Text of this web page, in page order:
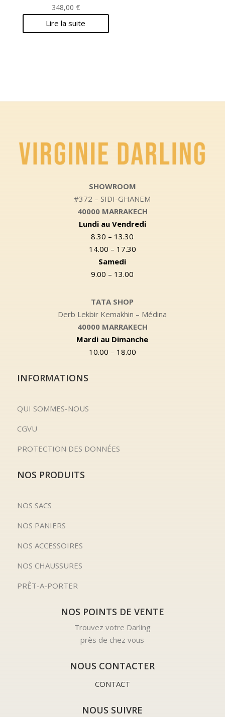
348,00 €
Lire la suite
SHOWROOM
#372 – SIDI-GHANEM
40000 MARRAKECH
Lundi au Vendredi
8.30 – 13.30
14.00 – 17.30
Samedi
9.00 – 13.00
TATA SHOP
Derb Lekbir Kemakhin – Médina
40000 MARRAKECH
Mardi au Dimanche
10.00 – 18.00
INFORMATIONS
QUI SOMMES-NOUS
CGVU
PROTECTION DES DONNÉES
NOS PRODUITS
NOS SACS
NOS PANIERS
NOS ACCESSOIRES
NOS CHAUSSURES
PRÊT-A-PORTER
NOS POINTS DE VENTE
Trouvez votre Darling
près de chez vous
NOUS CONTACTER
CONTACT
NOUS SUIVRE